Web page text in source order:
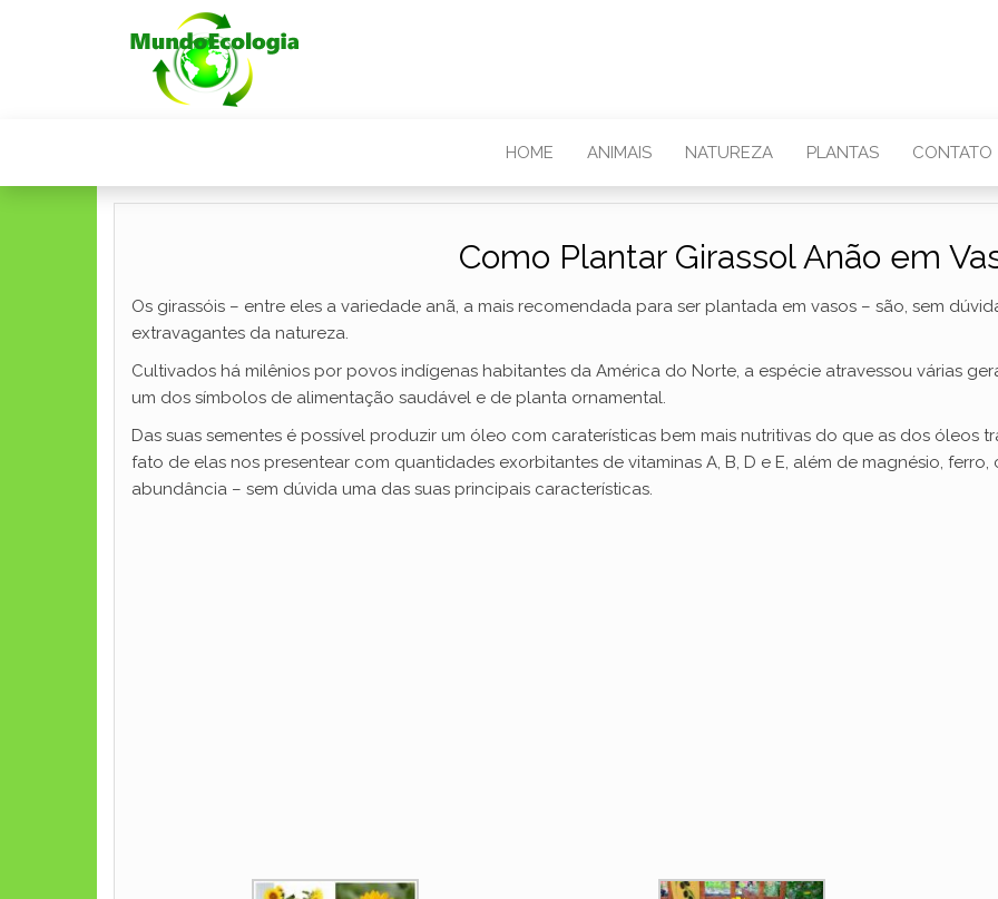
HOME ANIMAIS NATUREZA PLANTAS CONTATO
Como Plantar Girassol Anão em
Os girassóis – entre eles a variedade anã, a mais recomendada para ser plantada em vasos – são, sem
extravagantes da natureza.
Cultivados há milênios por povos indígenas habitantes da América do Norte, a espécie atravessou várias
um dos símbolos de alimentação saudável e de planta ornamental.
Das suas sementes é possível produzir um óleo com caraterísticas bem mais nutritivas do que as dos óleos
fato de elas nos presentear com quantidades exorbitantes de vitaminas A, B, D e E, além de magnésio, ferro,
abundância – sem dúvida uma das suas principais características.